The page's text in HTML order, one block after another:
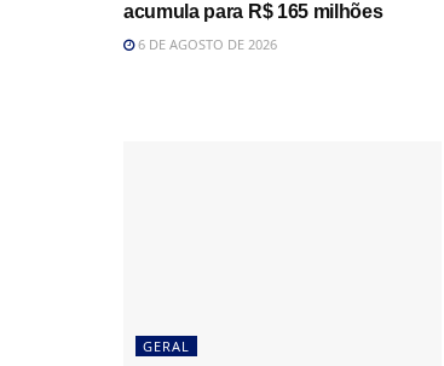
acumula para R$ 165 milhões
6 DE AGOSTO DE 2026
GERAL